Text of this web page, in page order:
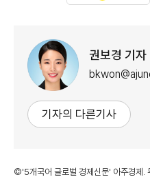
권보경 기자
기자의 다른기사
©'5개국어 글로벌 경제신문' 아주경제.